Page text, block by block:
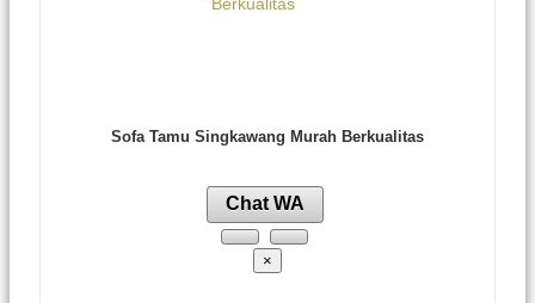
Sofa Tamu Singkawang Murah Berkualitas
Chat WA
×